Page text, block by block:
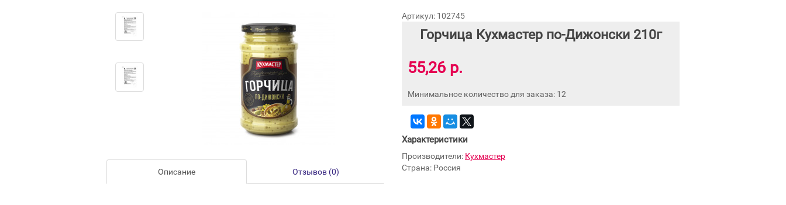
Описание Отзывов (0)
Артикул: 102745
Горчица Кухмастер по-Дижонски 210г
55,26 р.
Минимальное количество для заказа: 12
Характеристики
Производители: Кухмастер
Страна: Россия